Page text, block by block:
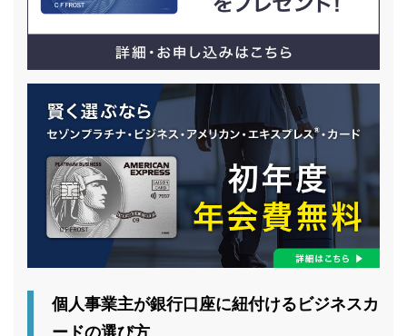
個人事業主が銀行口座に紐付けるビジネスカ
ードの選び方